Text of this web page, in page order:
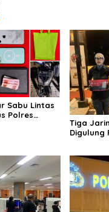
Sabu Lintas
Polres
Tiga
Digulung